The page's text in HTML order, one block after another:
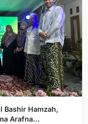
Bashir Hamzah,
Arafna